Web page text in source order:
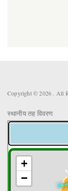
Copyright © 2026 . All
स्थानीय तह विवरण